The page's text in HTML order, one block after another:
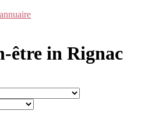
être in Rignac